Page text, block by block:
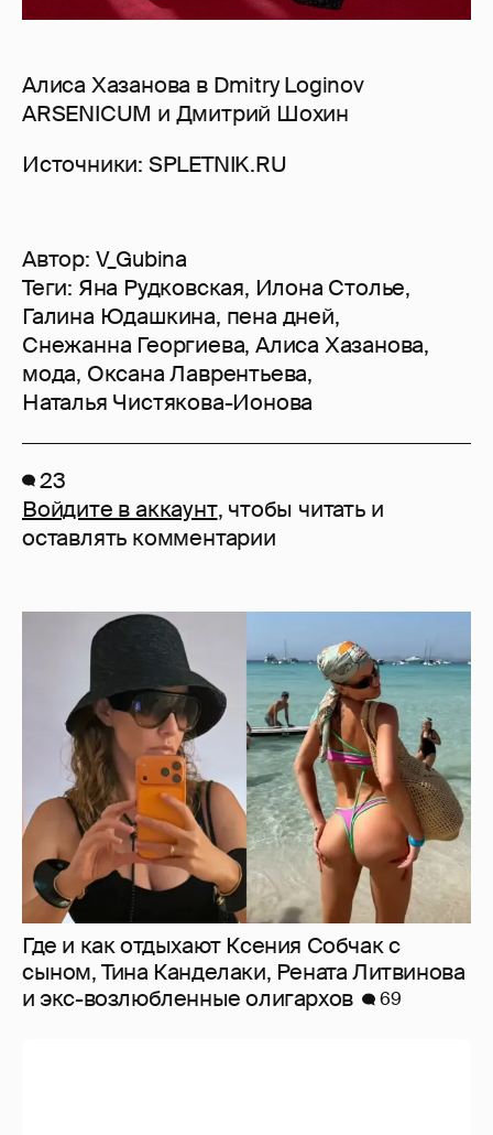
Алиса Хазанова в Dmitry Loginov
ARSENICUM и Дмитрий Шохин
Источники: SPLETNIK.RU
Автор: V_Gubina
Теги: Яна Рудковская, Илона Столье,
Галина Юдашкина, пена дней,
Снежанна Георгиева,Алиса Хазанова,
мода, Оксана Лаврентьева,
Наталья Чистякова-Ионова
23
Войдите в аккаунт, чтобы читать и
оставлять комментарии
Где и как отдыхают Ксения Собчак с
сыном, Тина Канделаки, Рената Литвинова
и экс-возлюбленные олигархов
69